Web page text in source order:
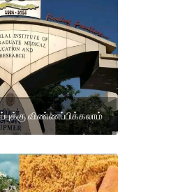
விண்ணப்பிக்கலாம்